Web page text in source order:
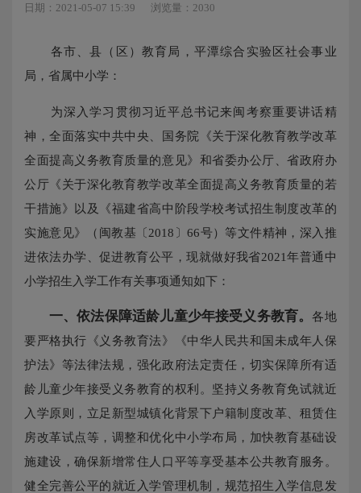
日期：2021-05-07 15:39 浏览量：2030
各市、县（区）教育局，平潭综合实验区社会事业
局，省属中小学：
为深入学习贯彻习近平总书记来闽考察重要讲话精
神，全面落实中共中央、国务院《关于深化教育教学改革
全面提高义务教育质量的意见》和省委办公厅、省政府办
公厅《关于深化教育教学改革全面提高义务教育质量的若
干措施》以及《福建省高中阶段学校考试招生制度改革的
实施意见》（闽教基〔2018〕66号）等文件精神，深入推
进依法办学、促进教育公平，现就做好我省2021年普通中
小学招生入学工作有关事项通知如下：
一、依法保障适龄儿童少年接受义务教育。各地
要严格执行《义务教育法》《中华人民共和国未成年人保
护法》等法律法规，强化政府法定责任，切实保障所有适
龄儿童少年接受义务教育的权利。坚持义务教育免试就近
入学原则，立足新型城镇化背景下户籍制度改革、租赁住
房改革试点等，调整和优化中小学布局，加快教育基础设
施建设，确保新增常住人口平等享受基本公共教育服务。
健全完善公平的就近入学管理机制，规范招生入学信息发